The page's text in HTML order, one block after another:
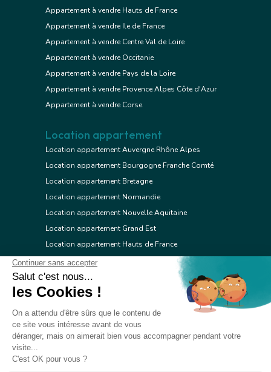
Appartement à vendre Hauts de France
Appartement à vendre Ile de France
Appartement à vendre Centre Val de Loire
Appartement à vendre Occitanie
Appartement à vendre Pays de la Loire
Appartement à vendre Provence Alpes Côte d'Azur
Appartement à vendre Corse
Location appartement
Location appartement Auvergne Rhône Alpes
Location appartement Bourgogne Franche Comté
Location appartement Bretagne
Location appartement Normandie
Location appartement Nouvelle Aquitaine
Location appartement Grand Est
Location appartement Hauts de France
Location appartement Ile de France
Location appartement Centre Val de Loire
Location appartement Occitanie
Location appartement Provence Alpes Côte d'Azur
Location appartement Corse